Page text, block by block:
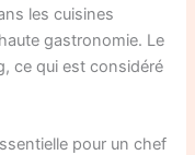
les cuisines
gastronomie. Le
ce qui est considéré
pour un chef